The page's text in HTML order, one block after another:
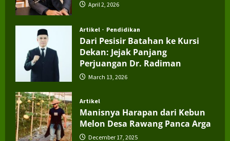
April 2, 2026
Artikel Pendidikan
Dari Pesisir Batahan ke Kursi
Dekan: Jejak Panjang
Perjuangan Dr. Radiman
March 13, 2026
Artikel
Manisnya Harapan dari Kebun
Melon Desa Rawang Panca Arga
December 17, 2025